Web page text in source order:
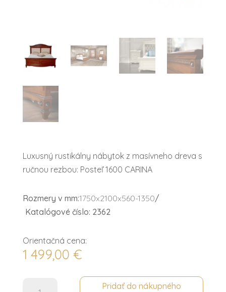
Luxusný rustikálny nábytok z masívneho dreva s
ručnou rezbou: Posteľ 1600 CARINA
Rozmery v mm:1750x2100x560-1350/
Katalógové číslo: 2362
Orientačná cena:
1 499,00 €
Pridať do nákupného